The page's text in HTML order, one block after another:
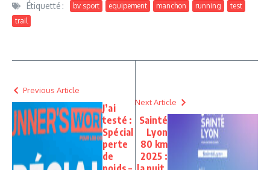
Étiquetté : bv sport equipement manchon running
test
trail
Previous Article
J’ai
testé :
Spécial
perte
de
Next Article
Sainté
Lyon
80 km
2025 :